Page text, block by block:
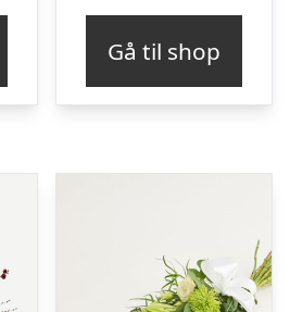
Gå til shop